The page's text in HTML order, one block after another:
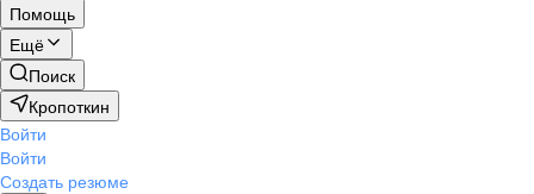
Помощь
Ещё
Поиск
Кропоткин
Войти
Войти
Создать резюме